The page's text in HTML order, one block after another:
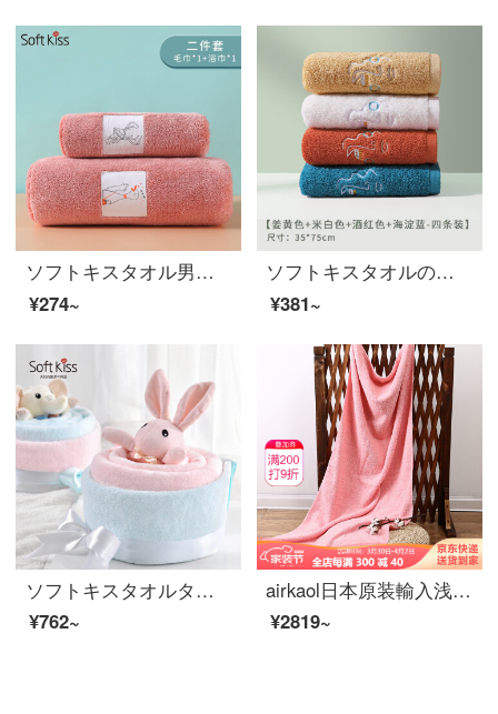
ソフトキスタオル男性バスタオル毛が落ちない家庭用プレゼント超吸水速乾カップルタオルセットに、かわいい天女プレゼントタオル＋バスタオル緋色タオル30*70 cm+バスタオル70*140 cmを追加しました。
¥274~
ソフトキスタオルの純綿を厚くして、四季カップルの大人男女タオルを増やします。家庭用綿100%の顔を洗ってください。子供用タオルは可愛いです。水を吸い込んで、顔タオルを拭いてください。四つの服は青＋赤＋黄＋白です。
¥381~
ソフトキスタオルタオルタオルタオルタオルタオル3点セット新生児ギフトボックス結婚相手のプレゼントセットを予約しました。プレゼントとして、ガールフレンドのバナナケーキセットをプレゼントします。タオル＋タオルタオルタオル＋プレゼント袋＋プレゼント箱
¥762~
airkaol日本原装輸入浅野新型オーガニックコットンバスタオルが大きく、柔らかくて水を吸い込んで、毛が落ちにくいタオルビーチ純綿バスタオル60*120 cm桃ピンク60*120 cm
¥2819~